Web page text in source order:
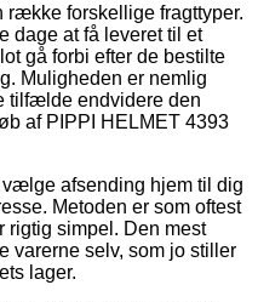
række forskellige fragttyper.
dage at få leveret til et
gå forbi efter de bestilte
Muligheden er nemlig
tilfælde endvidere den
af PIPPI HELMET 4393
afsending hjem til dig
Metoden er som oftest
rigtig simpel. Den mest
varerne selv, som jo stiller
lager.